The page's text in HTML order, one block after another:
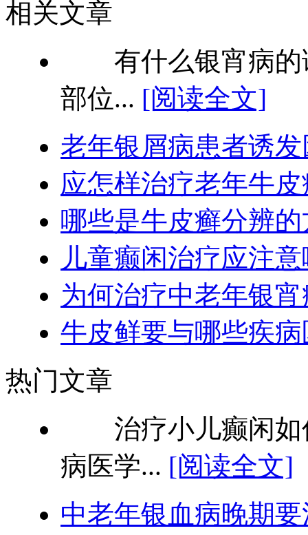
相关文章
有什么银宵病的
部位... [阅读全文]
老年银屑病患者诱
应怎样治疗老年牛
哪些是牛皮癣分辨
儿童癫闲治疗应注
为何治疗中老年银
牛皮鲜要与哪些疾
热门文章
治疗小儿癫闲如
病医学... [阅读全文]
中老年银血病晚期